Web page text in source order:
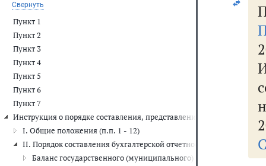
Свернуть
Пункт 1
Пункт 2
Пункт 3
Пункт 4
Пункт 5
Пункт 6
Пункт 7
Инструкция о порядке составления, представления годовой,
I. Общие положения (п.п. 1 - 12)
II. Порядок составления бухгалтерской отчетности учреждением
Баланс государственного (муниципального) учреждения (ф.